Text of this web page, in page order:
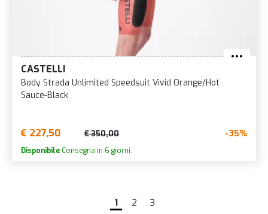
CASTELLI
Body Strada Unlimited Speedsuit Vivid Orange/Hot
Sauce-Black
€ 227,50 € 350,00 -35%
Disponibile Consegna in 6 giorni.
1 2 3